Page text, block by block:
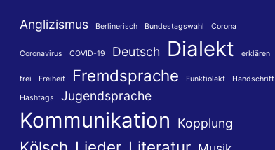
Anglizismus Berlinerisch Bundestagswahl Corona
Coronavirus COVID-19 Deutsch Dialekt erklären
frei Freiheit Fremdsprache Funktiolekt Handschrift
Hashtags Jugendsprache
Kommunikation Kopplung